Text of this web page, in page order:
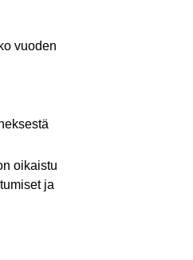
vuoden
oikaistu
ja